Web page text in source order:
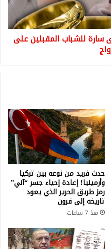
سارة للشباب المقبلين على
حدث فريد من نوعه بين تركيا
وأرمينيا! إعادة إحياء جسر “آني”
رمز طريق الحرير الذي يعود
تاريخه إلى قرون
منذ 7 ساعات